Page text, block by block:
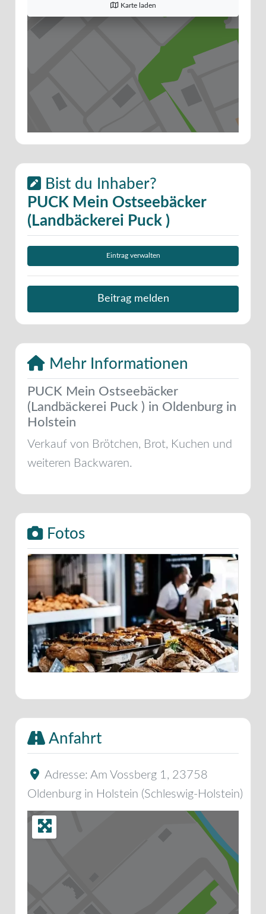
Karte laden
Bist du Inhaber?
PUCK Mein Ostseebäcker
(Landbäckerei Puck )
Eintrag verwalten
Beitrag melden
Mehr Informationen
PUCK Mein Ostseebäcker
(Landbäckerei Puck ) in Oldenburg in
Holstein
Verkauf von Brötchen, Brot, Kuchen und
weiteren Backwaren.
Fotos
Anfahrt
Adresse: Am Vossberg 1 , 23758
Oldenburg in Holstein (Schleswig-Holstein)